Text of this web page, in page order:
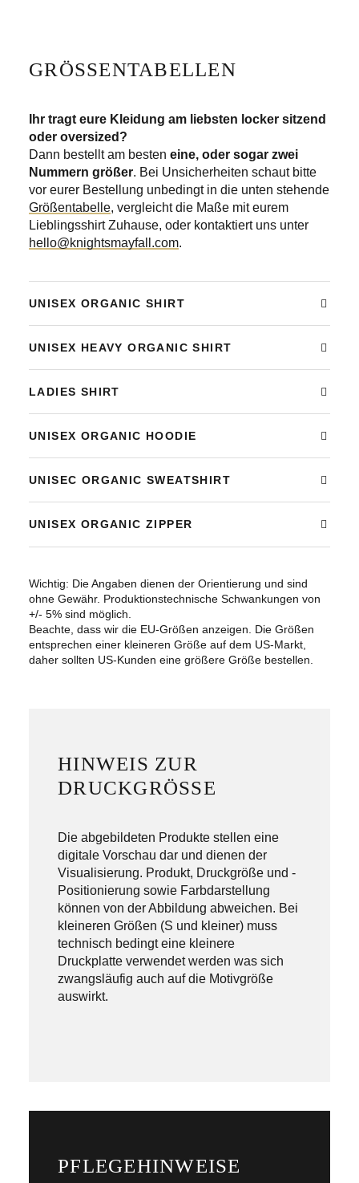
GRÖSSENTABELLEN
Ihr tragt eure Kleidung am liebsten locker sitzend
oder oversized?
Dann bestellt am besten eine, oder sogar zwei
Nummern größer. Bei Unsicherheiten schaut bitte
vor eurer Bestellung unbedingt in die unten stehende
Größentabelle, vergleicht die Maße mit eurem
Lieblingsshirt Zuhause, oder kontaktiert uns unter
hello@knightsmayfall.com.
UNISEX ORGANIC SHIRT
UNISEX HEAVY ORGANIC SHIRT
LADIES SHIRT
UNISEX ORGANIC HOODIE
UNISEC ORGANIC SWEATSHIRT
UNISEX ORGANIC ZIPPER
Wichtig: Die Angaben dienen der Orientierung und sind
ohne Gewähr. Produktionstechnische Schwankungen von
+/- 5% sind möglich.
Beachte, dass wir die EU-Größen anzeigen. Die Größen
entsprechen einer kleineren Größe auf dem US-Markt,
daher sollten US-Kunden eine größere Größe bestellen.
HINWEIS ZUR
DRUCKGRÖSSE
Die abgebildeten Produkte stellen eine
digitale Vorschau dar und dienen der
Visualisierung. Produkt, Druckgröße und -
Positionierung sowie Farbdarstellung
können von der Abbildung abweichen. Bei
kleineren Größen (S und kleiner) muss
technisch bedingt eine kleinere
Druckplatte verwendet werden was sich
zwangsläufig auch auf die Motivgröße
auswirkt.
PFLEGEHINWEISE